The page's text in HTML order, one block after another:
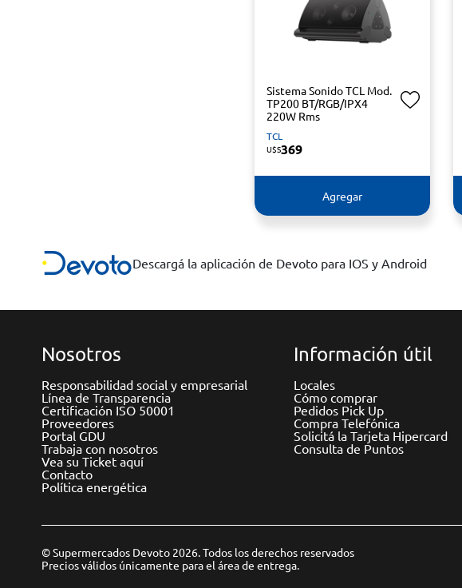
Sistema Sonido TCL Mod.
TP200 BT/RGB/IPX4
220W Rms
TCL
U$S369
Agregar
Descargá la aplicación de Devoto para IOS y Android
Nosotros
Responsabilidad social y empresarial
Línea de Transparencia
Certificación ISO 50001
Proveedores
Portal GDU
Trabaja con nosotros
Vea su Ticket aquí
Contacto
Política energética
Información útil
Locales
Cómo comprar
Pedidos Pick Up
Compra Telefónica
Solicitá la Tarjeta Hipercard
Consulta de Puntos
© Supermercados Devoto 2026. Todos los derechos reservados
Precios válidos únicamente para el área de entrega.